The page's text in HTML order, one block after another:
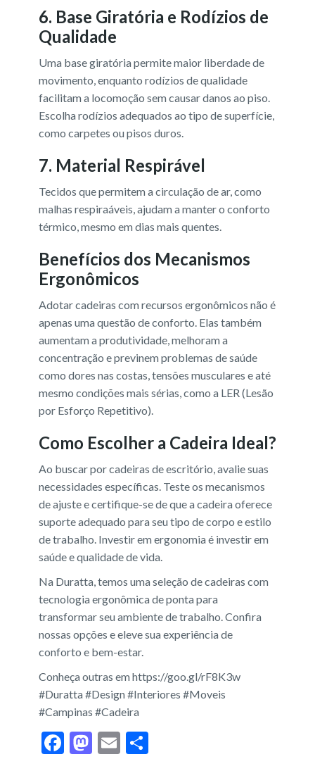
6. Base Giratória e Rodízios de
Qualidade
Uma base giratória permite maior liberdade de
movimento, enquanto rodízios de qualidade
facilitam a locomoção sem causar danos ao piso.
Escolha rodízios adequados ao tipo de superfície,
como carpetes ou pisos duros.
7. Material Respirável
Tecidos que permitem a circulação de ar, como
malhas respiraáveis, ajudam a manter o conforto
térmico, mesmo em dias mais quentes.
Benefícios dos Mecanismos
Ergonômicos
Adotar cadeiras com recursos ergonômicos não é
apenas uma questão de conforto. Elas também
aumentam a produtividade, melhoram a
concentração e previnem problemas de saúde
como dores nas costas, tensões musculares e até
mesmo condições mais sérias, como a LER (Lesão
por Esforço Repetitivo).
Como Escolher a Cadeira Ideal?
Ao buscar por cadeiras de escritório, avalie suas
necessidades específicas. Teste os mecanismos
de ajuste e certifique-se de que a cadeira oferece
suporte adequado para seu tipo de corpo e estilo
de trabalho. Investir em ergonomia é investir em
saúde e qualidade de vida.
Na Duratta, temos uma seleção de cadeiras com
tecnologia ergonômica de ponta para
transformar seu ambiente de trabalho. Confira
nossas opções e eleve sua experiência de
conforto e bem-estar.
Conheça outras emhttps://goo.gl/rF8K3w
#Duratta#Design#Interiores #Moveis
#Campinas #Cadeira
F
M E